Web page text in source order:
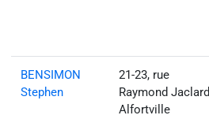
BENSIMON
Stephen
21-23, rue
Raymond Jaclard
Alfortville